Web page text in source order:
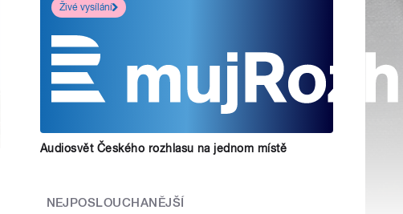
Živé vysílání
Audiosvět Českého rozhlasu na jednom místě
NEJPOSLOUCHANĚJŠÍ